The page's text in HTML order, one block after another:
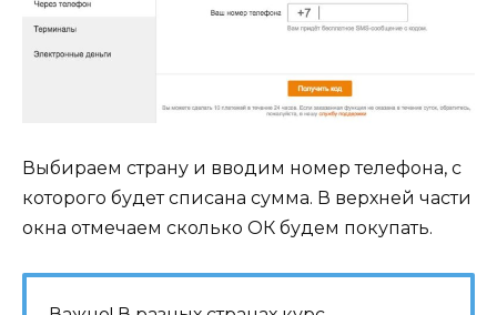
Выбираем страну и вводим номер телефона, с
которого будет списана сумма. В верхней части
окна отмечаем сколько ОК будем покупать.